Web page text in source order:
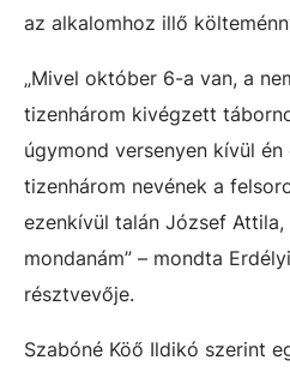
az alkalomhoz illő
„Mivel október 6-a van, a
tizenhárom kivégzett
úgymond versenyen kívül
tizenhárom nevének a
ezenkívül talán József Attila,
mondanám” – mondta
résztvevője.
Szabóné Köő Ildikó szerint